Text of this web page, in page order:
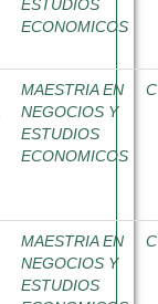
ESTUDIOS
ECONOMICOS
MAESTRIA EN
NEGOCIOS Y
ESTUDIOS
ECONOMICOS
MAESTRIA EN
NEGOCIOS Y
ESTUDIOS